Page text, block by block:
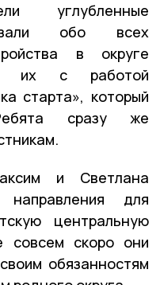
углубленные
обо всех
в округе
их с работой
старта», который
сразу же
и Светлана
направления для
центральную
совсем скоро они
обязанностям